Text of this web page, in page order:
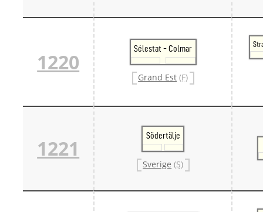
1220
Sélestat - Colmar
Grand Est (F)
1221
Södertälje
Sverige (S)